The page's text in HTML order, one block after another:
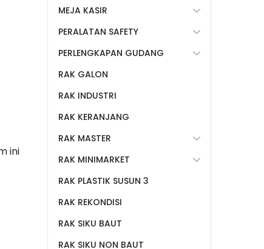
ini
MEJA KASIR
PERALATAN SAFETY
PERLENGKAPAN GUDANG
RAK GALON
RAK INDUSTRI
RAK KERANJANG
RAK MASTER
RAK MINIMARKET
RAK PLASTIK SUSUN 3
RAK REKONDISI
RAK SIKU BAUT
RAK SIKU NON BAUT